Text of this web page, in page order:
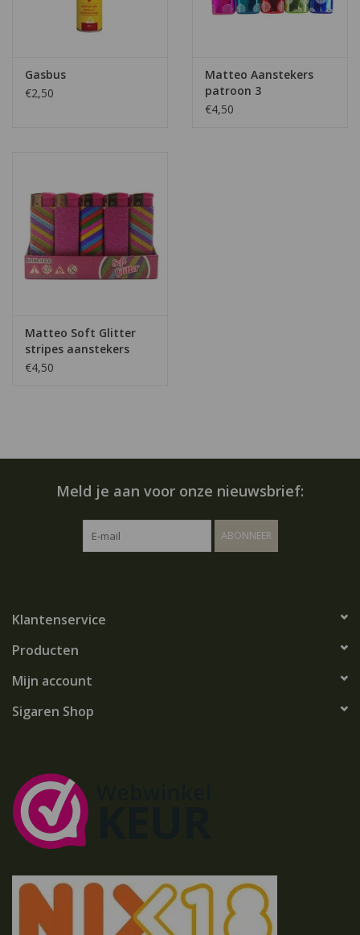
Gasbus
€2,50
Matteo Aanstekers
patroon 3
€4,50
Matteo Soft Glitter
stripes aanstekers
€4,50
Meld je aan voor onze nieuwsbrief:
ABONNEER
Klantenservice
Producten
Mijn account
Sigaren Shop